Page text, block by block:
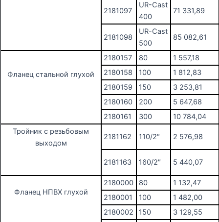
2181097
UR-Cast
400
71 331,89
2181098
UR-Cast
500
85 082,61
Фланец стальной глухой
2180157 80
1 557,18
2180158
100
1 812,83
2180159
150
3 253,81
2180160
200
5 647,68
2180161
300
10 784,04
Тройник с резьбовым
выходом
2181162 110/2″ 2 576,98
2181163 160/2″ 5 440,07
Фланец НПВХ глухой
2180000 80
1 132,47
2180001
100
1 482,00
2180002
150
3 129,55